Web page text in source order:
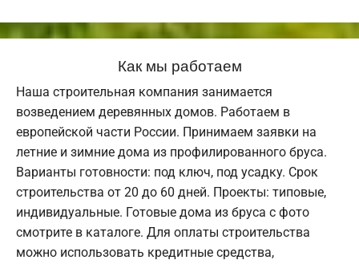
Как мы работаем
Наша строительная компания занимается
возведением деревянных домов. Работаем в
европейской части России. Принимаем заявки на
летние и зимние дома из профилированного бруса.
Варианты готовности: под ключ, под усадку. Срок
строительства от 20 до 60 дней. Проекты: типовые,
индивидуальные. Готовые дома из бруса с фото
смотрите в каталоге. Для оплаты строительства
можно использовать кредитные средства,